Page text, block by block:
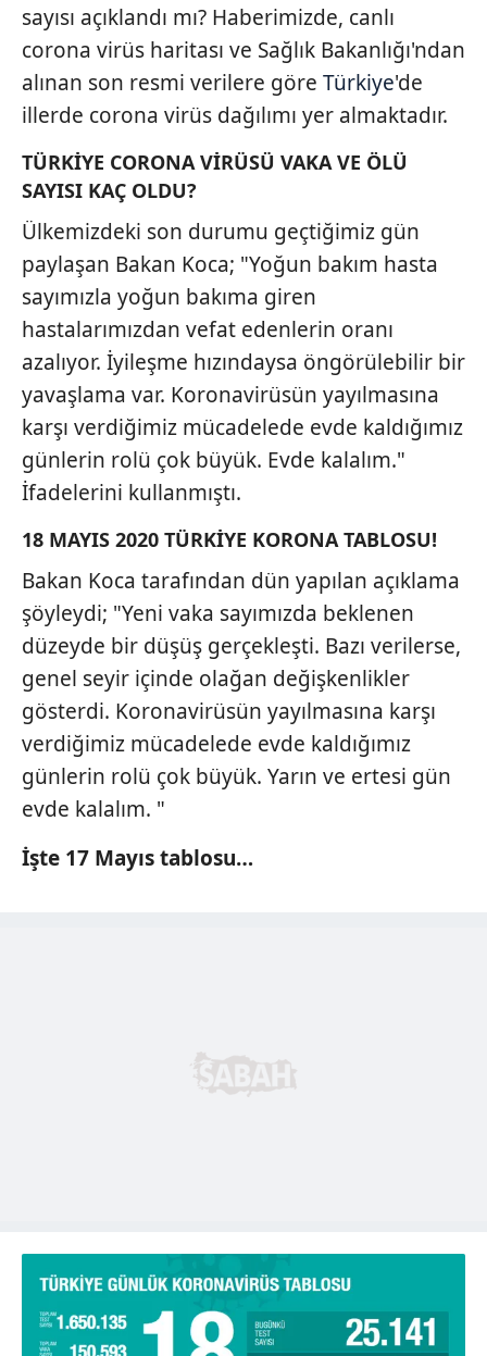
sayısı açıklandı mı? Haberimizde, canlı
corona virüs haritası ve Sağlık Bakanlığı'ndan
alınan son resmi verilere göre Türkiye'de
illerde corona virüs dağılımı yer almaktadır.
TÜRKİYE CORONA VİRÜSÜ VAKA VE ÖLÜ
SAYISI KAÇ OLDU?
Ülkemizdeki son durumu geçtiğimiz gün
paylaşan Bakan Koca; "Yoğun bakım hasta
sayımızla yoğun bakıma giren
hastalarımızdan vefat edenlerin oranı
azalıyor. İyileşme hızındaysa öngörülebilir bir
yavaşlama var. Koronavirüsün yayılmasına
karşı verdiğimiz mücadelede evde kaldığımız
günlerin rolü çok büyük. Evde kalalım."
İfadelerini kullanmıştı.
18 MAYIS 2020 TÜRKİYE KORONA TABLOSU!
Bakan Koca tarafından dün yapılan açıklama
şöyleydi; "Yeni vaka sayımızda beklenen
düzeyde bir düşüş gerçekleşti. Bazı verilerse,
genel seyir içinde olağan değişkenlikler
gösterdi. Koronavirüsün yayılmasına karşı
verdiğimiz mücadelede evde kaldığımız
günlerin rolü çok büyük. Yarın ve ertesi gün
evde kalalım. "
İşte 17 Mayıs tablosu…